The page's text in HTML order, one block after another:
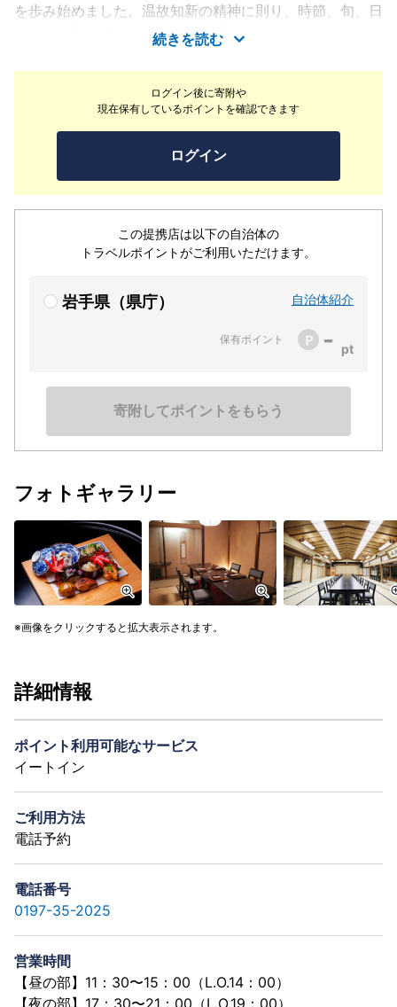
ログイン後に寄附や
現在保有しているポイントを確認できます
ログイン
この提携店は以下の自治体の
トラベルポイントがご利用いただけます。
岩手県（県庁） 自治体紹介
保有ポイント -
寄附してポイントをもらう
を歩み始めました。温故知新の精神に則り、時節、旬、日
本の古き良き伝統文化を随所に感じていただけるようなお
料理や設えを、次世代へも伝えていける場でありたいと考
えております。お客様の大切な時間を誠心誠意、真心込め
てお造り致します。【完全予約営業のため御予約は二日前
までに御電話にてご予約ください。】
続きを読む
フォトギャラリー
画像をクリックすると拡大表示されます。
詳細情報
ポイント利用可能なサービス
イートイン
ご利用方法
電話予約
電話番号
0197-35-2025
営業時間
【昼の部】11：30〜15：00（L.O.14：00）
【夜の部】17：30〜21：00（L.O.19：00）